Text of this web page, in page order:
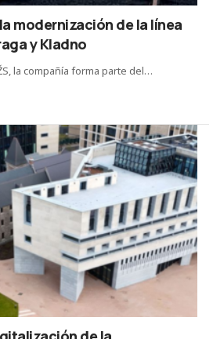
modernización de la línea
y Kladno
la compañía forma parte del…